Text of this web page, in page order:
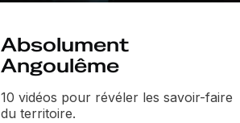
Absolument
Angoulême
10 vidéos pour révéler les savoir-faire
du territoire.